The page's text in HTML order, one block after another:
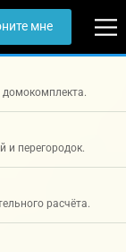
мне
домокомплекта.
и перегородок.
расчёта.